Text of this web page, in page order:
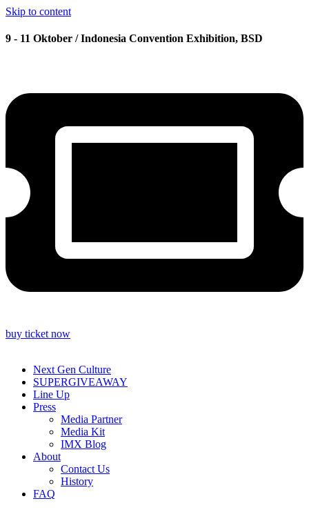
Skip to content
9 - 11 Oktober / Indonesia Convention Exhibition, BSD
buy ticket now
Next Gen Culture
SUPERGIVEAWAY
Line Up
Press
Media Partner
Media Kit
IMX Blog
About
Contact Us
History
FAQ